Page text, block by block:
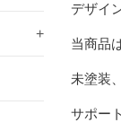
+
デザイ
当商品
未塗装
サポー